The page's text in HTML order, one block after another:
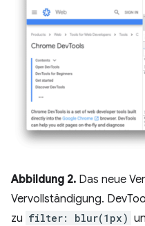
Abbildung 2. Das neue
Vervollständigung.
zu filter: blur(1px)